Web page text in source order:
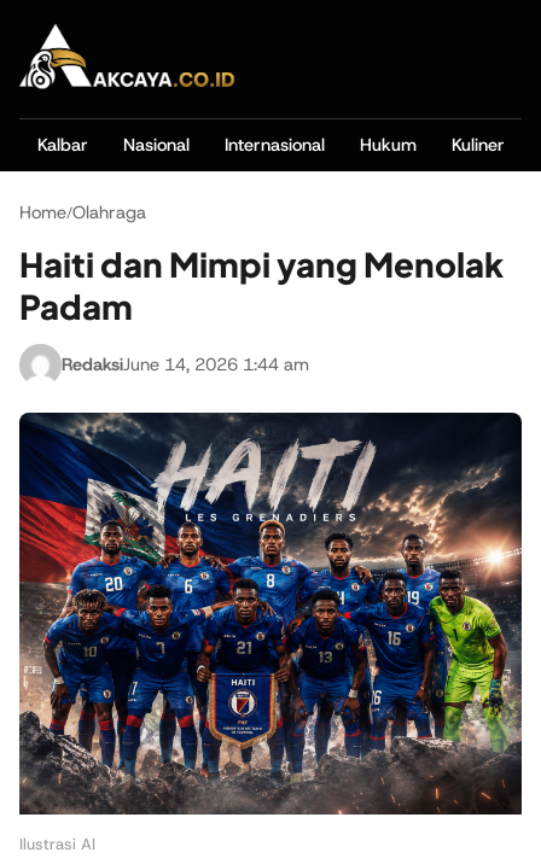
Kalbar Nasional Internasional Hukum Kuliner
Home/Olahraga
Haiti dan Mimpi yang Menolak
Padam
RedaksiJune 14, 2026 1:44 am
Ilustrasi AI